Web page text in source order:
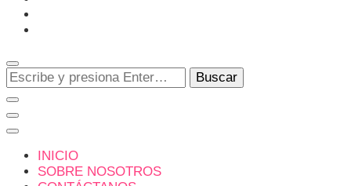
Matiz
donde también compartiré contigo las cosas que me
conmueven, me sorprenden o creo que merecen ser
¿Buscas
algo?
INICIO
SOBRE NOSOTROS